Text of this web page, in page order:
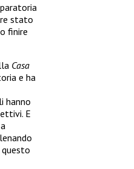
stato
finire
Casa
e ha
hanno
E
questo